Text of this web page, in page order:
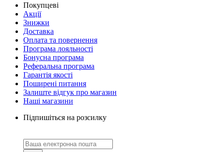
Покупцеві
Акції
Знижки
Доставка
Оплата та повернення
Програма лояльності
Бонусна програма
Реферальна програма
Гарантія якості
Поширені питання
Залиште відгук про магазин
Наші магазини
Підпишіться на розсилку